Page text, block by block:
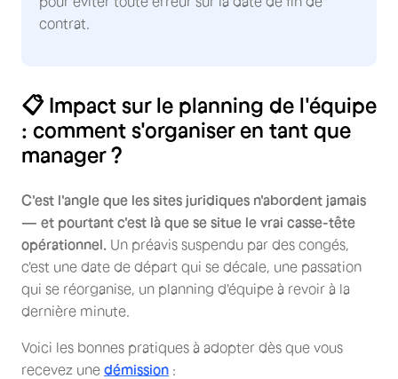
contrat.
📋 Impact sur le planning de l'équipe
: comment s'organiser en tant que
manager ?
C'est l'angle que les sites juridiques n'abordent jamais
— et pourtant c'est là que se situe le vrai casse-tête
opérationnel. Un préavis suspendu par des congés,
c'est une date de départ qui se décale, une passation
qui se réorganise, un planning d'équipe à revoir à la
dernière minute.
Voici les bonnes pratiques à adopter dès que vous
recevez une démission :